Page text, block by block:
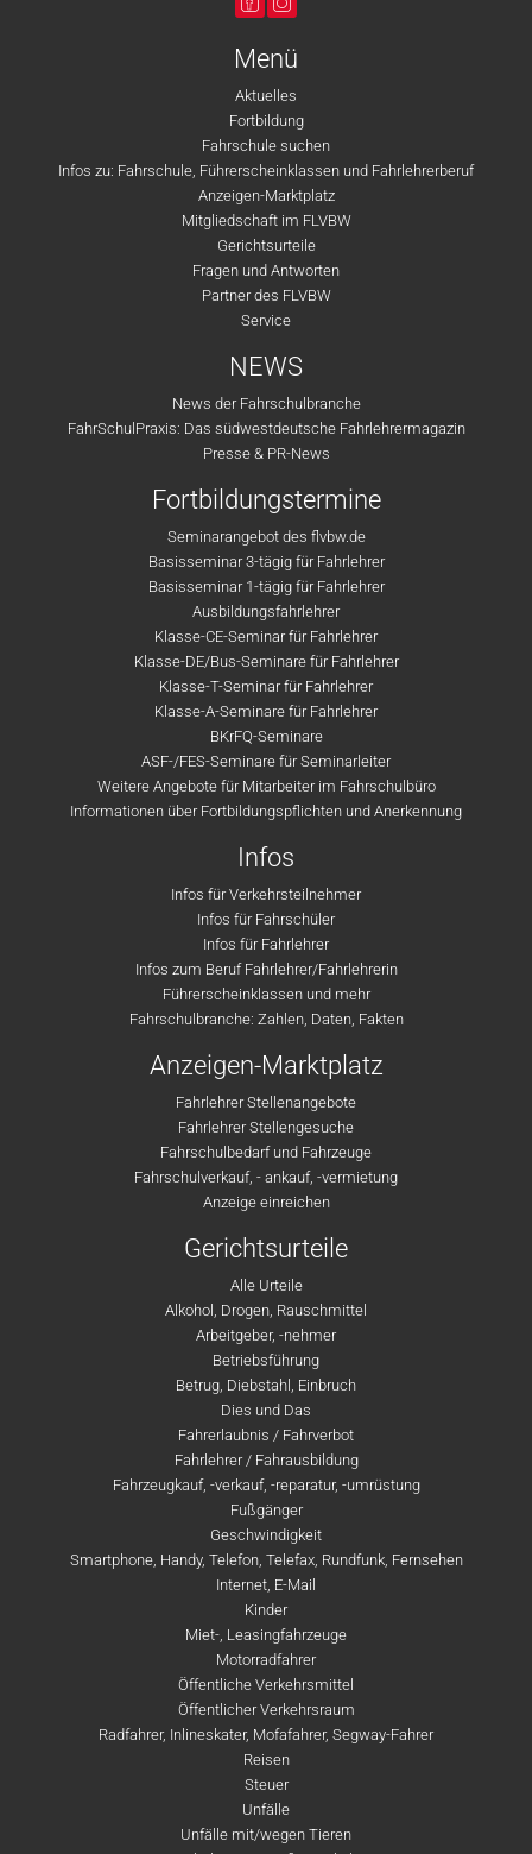
Menü
Aktuelles
Fortbildung
Fahrschule suchen
Infos zu: Fahrschule, Führerscheinklassen und Fahrlehrerberuf
Anzeigen-Marktplatz
Mitgliedschaft im FLVBW
Gerichtsurteile
Fragen und Antworten
Partner des FLVBW
Service
NEWS
News der Fahrschulbranche
FahrSchulPraxis: Das südwestdeutsche Fahrlehrermagazin
Presse & PR-News
Fortbildungstermine
Seminarangebot des flvbw.de
Basisseminar 3-tägig für Fahrlehrer
Basisseminar 1-tägig für Fahrlehrer
Ausbildungsfahrlehrer
Klasse-CE-Seminar für Fahrlehrer
Klasse-DE/Bus-Seminare für Fahrlehrer
Klasse-T-Seminar für Fahrlehrer
Klasse-A-Seminare für Fahrlehrer
BKrFQ-Seminare
ASF-/FES-Seminare für Seminarleiter
Weitere Angebote für Mitarbeiter im Fahrschulbüro
Informationen über Fortbildungspflichten und Anerkennung
Infos
Infos für Verkehrsteilnehmer
Infos für Fahrschüler
Infos für Fahrlehrer
Infos zum Beruf Fahrlehrer/Fahrlehrerin
Führerscheinklassen und mehr
Fahrschulbranche: Zahlen, Daten, Fakten
Anzeigen-Marktplatz
Fahrlehrer Stellenangebote
Fahrlehrer Stellengesuche
Fahrschulbedarf und Fahrzeuge
Fahrschulverkauf, - ankauf, -vermietung
Anzeige einreichen
Gerichtsurteile
Alle Urteile
Alkohol, Drogen, Rauschmittel
Arbeitgeber, -nehmer
Betriebsführung
Betrug, Diebstahl, Einbruch
Dies und Das
Fahrerlaubnis / Fahrverbot
Fahrlehrer / Fahrausbildung
Fahrzeugkauf, -verkauf, -reparatur, -umrüstung
Fußgänger
Geschwindigkeit
Smartphone, Handy, Telefon, Telefax, Rundfunk, Fernsehen
Internet, E-Mail
Kinder
Miet-, Leasingfahrzeuge
Motorradfahrer
Öffentliche Verkehrsmittel
Öffentlicher Verkehrsraum
Radfahrer, Inlineskater, Mofafahrer, Segway-Fahrer
Reisen
Steuer
Unfälle
Unfälle mit/wegen Tieren